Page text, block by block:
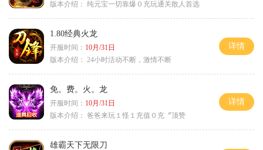
版本介绍： 纯元宝一切靠爆０充玩通关散人首选
1.80经典火龙
开服时间： 10月/31日
版本介绍： 24小时活动不断，激情不断
详情
免。费。火。龙
开服时间： 10月/31日
版本介绍： 爸爸来玩１怪１充值０充〞顶赞
详情
雄霸天下无限刀